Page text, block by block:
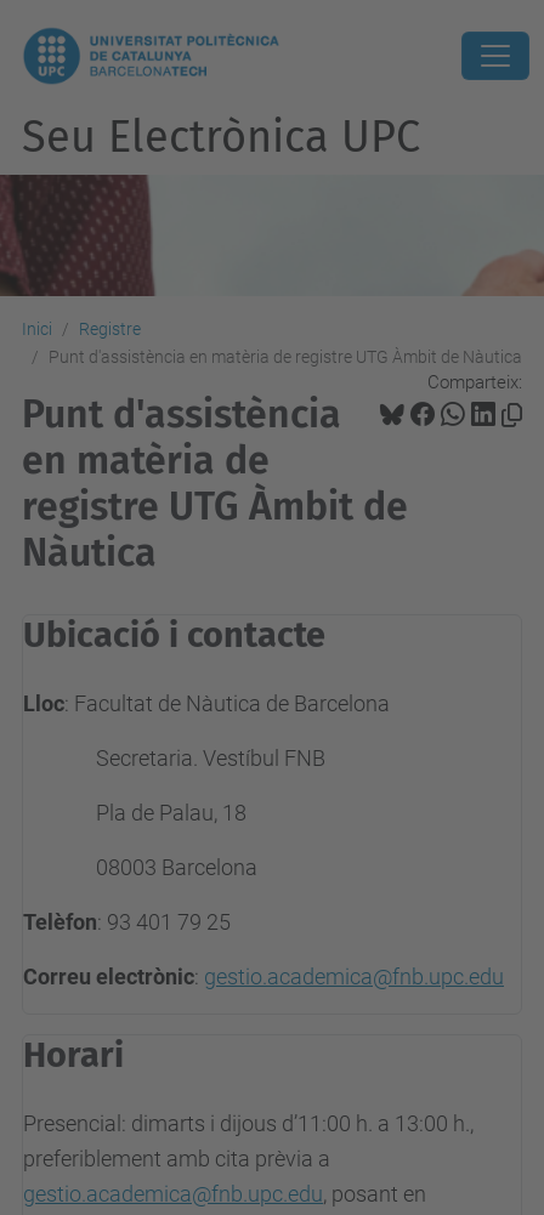
Seu Electrònica UPC
Inici
Registre
Punt d'assistència en matèria de registre UTG Àmbit de Nàutica
Comparteix:
Punt d'assistència
en matèria de
registre UTG Àmbit de
Nàutica
Ubicació i contacte
Lloc: Facultat de Nàutica de Barcelona
Secretaria. Vestíbul FNB
Pla de Palau, 18
08003 Barcelona
Telèfon: 93 401 79 25
Correu electrònic: gestio.academica@fnb.upc.edu
Horari
Presencial: dimarts i dijous d’11:00 h. a 13:00 h.,
preferiblement amb cita prèvia a
gestio.academica@fnb.upc.edu, posant en